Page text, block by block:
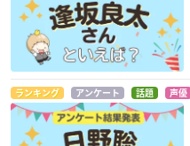
ランキング アンケート 話題 声優